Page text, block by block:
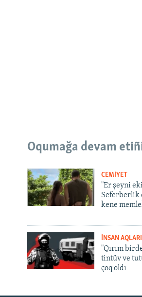
Русский
Oqumağa devam
CEMİYET
"Er şeyni
Seferberlik
kene
İNSAN AQLARI
"Qırım
tintüv ve
çoq oldı